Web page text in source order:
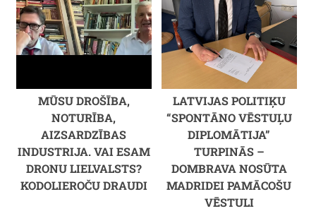
MŪSU DROŠĪBA,
NOTURĪBA,
AIZSARDZĪBAS
INDUSTRIJA. VAI ESAM
DRONU LIELVALSTS?
KODOLIEROČU DRAUDI
LATVIJAS POLITIĶU
“SPONTĀNO VĒSTUĻU
DIPLOMĀTIJA”
TURPINĀS –
DOMBRAVA NOSŪTA
MADRIDEI PAMĀCOŠU
VĒSTULI